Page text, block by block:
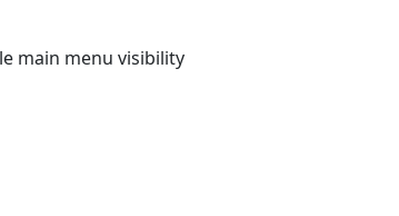
main menu visibility